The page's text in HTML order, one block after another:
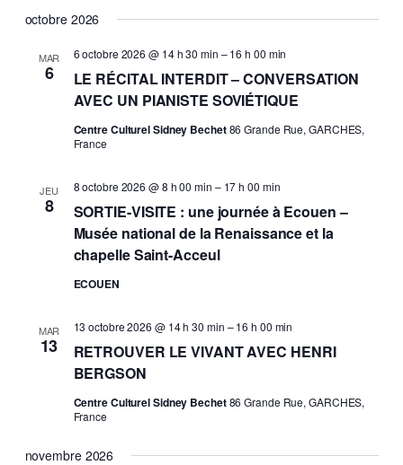
octobre 2026
MAR
6
LE RÉCITAL INTERDIT – CONVERSATION
AVEC UN PIANISTE SOVIÉTIQUE
6 octobre 2026 @ 14 h 30 min –16 h 00 min
Centre Culturel Sidney Bechet86 Grande Rue, GARCHES,
France
JEU
8
SORTIE-VISITE : une journée à Ecouen –
Musée national de la Renaissance et la
chapelle Saint-Acceul
8 octobre 2026 @ 8 h 00 min – 17 h 00 min
ECOUEN
MAR
13
RETROUVER LE VIVANT AVEC HENRI
BERGSON
13 octobre 2026 @ 14 h 30 min –16 h 00 min
Centre Culturel Sidney Bechet86 Grande Rue, GARCHES,
France
novembre 2026